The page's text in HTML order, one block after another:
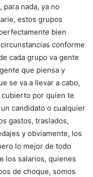
nada, ya no
estos grupos
bien
conforme
cada grupo va gente
que piensa y
se va a llevar a cabo,
por quien te
candidato o cualquier
gastos, traslados,
y obviamente, los
lo mejor de todo
los salarios, quienes
de choque, somos